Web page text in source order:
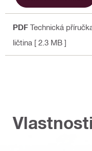
PDF Technická
ličtina [ 2.3 MB ]